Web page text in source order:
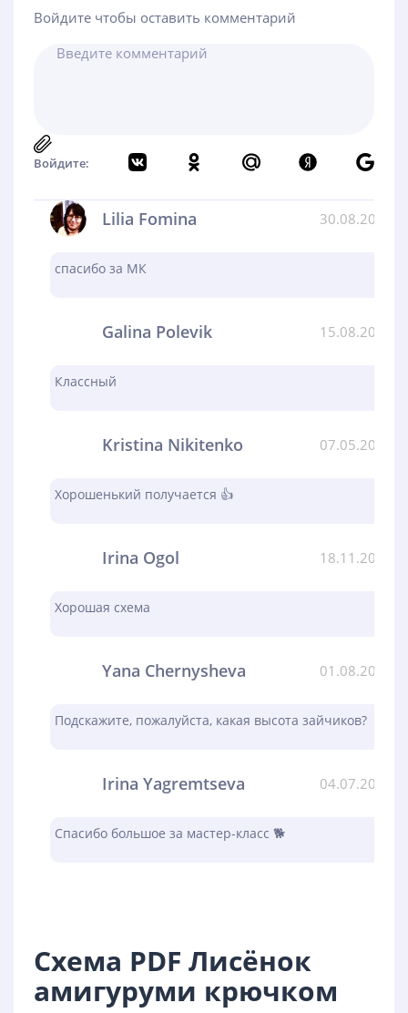
Войдите чтобы оставить комментарий
Войдите:
Lilia Fomina 30.08.2024
спасибо за МК
Galina Polevik 15.08.2024
Классный
Kristina Nikitenko 07.05.2024
Хорошенький получается 👍
Irina Ogol 18.11.2023
Хорошая схема
Yana Chernysheva 01.08.2023
Подскажите, пожалуйста, какая высота зайчиков?
Irina Yagremtseva 04.07.2023
Спасибо большое за мастер-класс 🐕
Схема PDF Лисёнок
амигуруми крючком